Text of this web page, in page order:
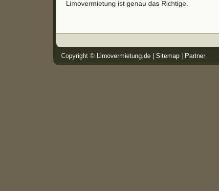
Limovermietung ist genau das Richtige.
Copyright © Limovermietung.de Sitemap Partner